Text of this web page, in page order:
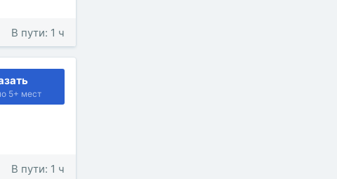
В пути: 1 ч
5+ мест
В пути: 1 ч